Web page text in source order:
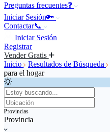
Preguntas frecuentes❓
Iniciar Sesión🔑
Contactar📞
Iniciar Sesión
Registrar
Vender Gratis
Inicio
Resultados de Búsqueda
para el hogar
Provincias
Provincia